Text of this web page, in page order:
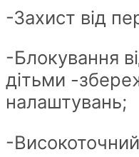
-Захист від
-Блокування
дітьми -
налаштувань;
-